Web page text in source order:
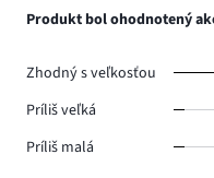
Produkt bol ohodnotený
Zhodný s veľkosťou
Príliš veľká
Príliš malá